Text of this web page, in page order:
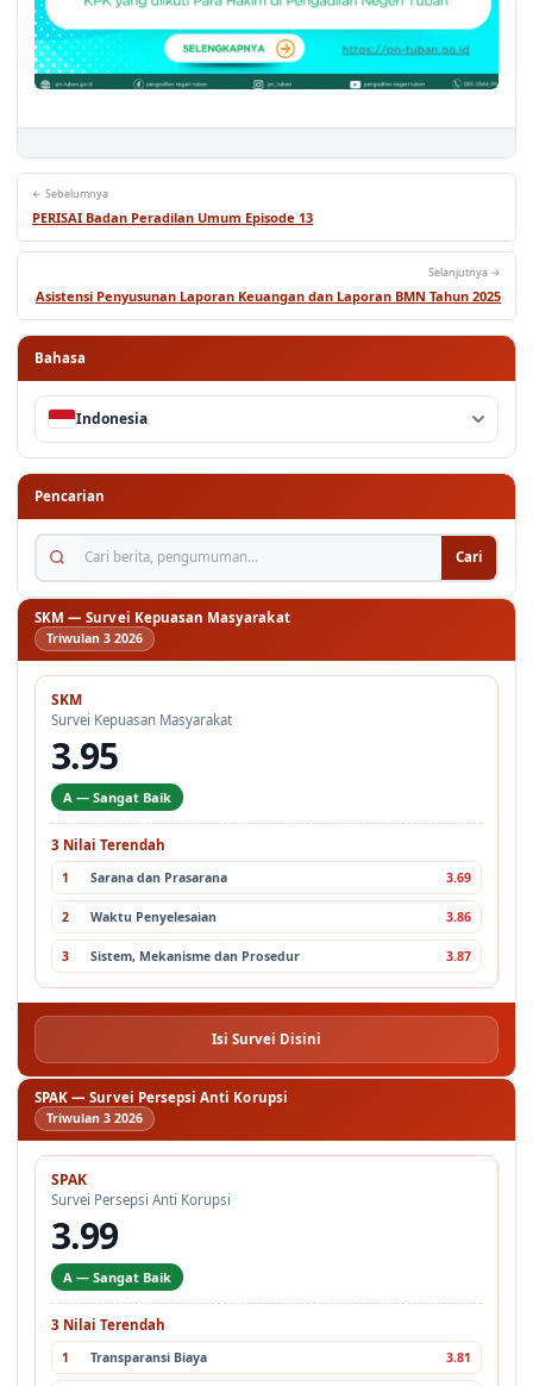
← Sebelumnya
PERISAI Badan Peradilan Umum Episode 13
Selanjutnya →
Asistensi Penyusunan Laporan Keuangan dan Laporan BMN Tahun 2025
Bahasa
Indonesia
Pencarian
Cari berita, pengumuman...
Cari
SKM — Survei Kepuasan Masyarakat
Triwulan 3 2026
SKM
Survei Kepuasan Masyarakat
3.95
A — Sangat Baik
3 Nilai Terendah
1 Sarana dan Prasarana 3.69
2 Waktu Penyelesaian 3.86
3 Sistem, Mekanisme dan Prosedur 3.87
Isi Survei Disini
SPAK — Survei Persepsi Anti Korupsi
Triwulan 3 2026
SPAK
Survei Persepsi Anti Korupsi
3.99
A — Sangat Baik
3 Nilai Terendah
1 Transparansi Biaya 3.81